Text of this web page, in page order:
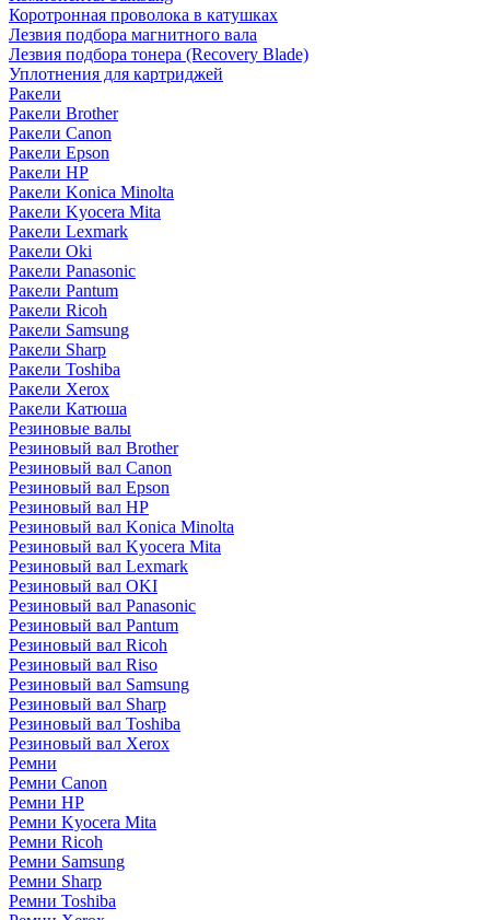
Коротронная проволока в катушках
Лезвия подбора магнитного вала
Лезвия подбора тонера (Recovery Blade)
Уплотнения для картриджей
Ракели
Ракели Brother
Ракели Canon
Ракели Epson
Ракели HP
Ракели Konica Minolta
Ракели Kyocera Mita
Ракели Lexmark
Ракели Oki
Ракели Panasonic
Ракели Pantum
Ракели Ricoh
Ракели Samsung
Ракели Sharp
Ракели Toshiba
Ракели Xerox
Ракели Катюша
Резиновые валы
Резиновый вал Brother
Резиновый вал Canon
Резиновый вал Epson
Резиновый вал HP
Резиновый вал Konica Minolta
Резиновый вал Kyocera Mita
Резиновый вал Lexmark
Резиновый вал OKI
Резиновый вал Panasonic
Резиновый вал Pantum
Резиновый вал Ricoh
Резиновый вал Riso
Резиновый вал Samsung
Резиновый вал Sharp
Резиновый вал Toshiba
Резиновый вал Xerox
Ремни
Ремни Canon
Ремни HP
Ремни Kyocera Mita
Ремни Ricoh
Ремни Samsung
Ремни Sharp
Ремни Toshiba